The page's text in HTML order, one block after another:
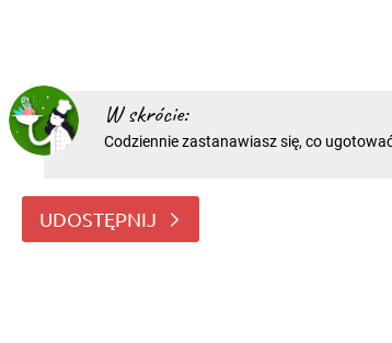
W skrócie:
Codziennie zastanawiasz się, co
Jeśli tak, to ten poradnik jest dla Cie
UDOSTĘPNIJ